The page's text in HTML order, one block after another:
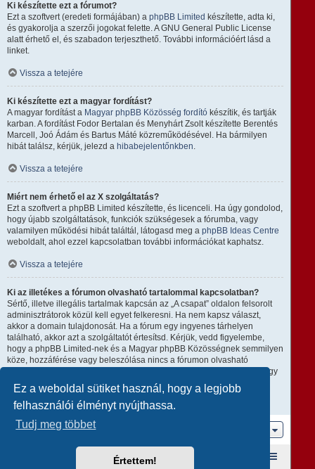
Ez a weboldal sütiket használ, hogy a legjobb
felhasználói élményt nyújthassa.
Tudj meg többet
Értettem!
Ki készítette ezt a fórumot?
Ezt a szoftvert (eredeti formájában) a phpBB Limited készítette, adta ki,
és gyakorolja a szerzői jogokat felette. A GNU General Public License
alatt érhető el, és szabadon terjeszthető. További információért lásd a
linket.
Vissza a tetejére
Ki készítette ezt a magyar fordítást?
A magyar fordítást a Magyar phpBB Közösség fordító készítik, és tartják
karban. A fordítást Fodor Bertalan és Menyhárt Zsolt készítette Berentés
Marcell, Joó Ádám és Bartus Máté közreműködésével. Ha bármilyen
hibát találsz, kérjük, jelezd a hibabejelentőnkben.
Vissza a tetejére
Miért nem érhető el az X szolgáltatás?
Ezt a szoftvert a phpBB Limited készítette, és licenceli. Ha úgy gondolod,
hogy újabb szolgáltatások, funkciók szükségesek a fórumba, vagy
valamilyen működési hibát találtál, látogasd meg a phpBB Ideas Centre
weboldalt, ahol ezzel kapcsolatban további információkat kaphatsz.
Vissza a tetejére
Ki az illetékes a fórumon olvasható tartalommal kapcsolatban?
Sértő, illetve illegális tartalmak kapcsán az „A csapat” oldalon felsorolt
adminisztrátorok közül kell egyet felkeresni. Ha nem kapsz választ,
akkor a domain tulajdonosát. Ha a fórum egy ingyenes tárhelyen
található, akkor azt a szolgáltatót értesítsd. Kérjük, vedd figyelembe,
hogy a phpBB Limited-nek és a Magyar phpBB Közösségnek semmilyen
köze, hozzáférése vagy beleszólása nincs a fórumon olvasható
tartalomhoz, ezért nem tehető semmilyen módon felelőssé amiatt, hogy
ki mire használja ezt a fórumot.
Vissza a tetejére